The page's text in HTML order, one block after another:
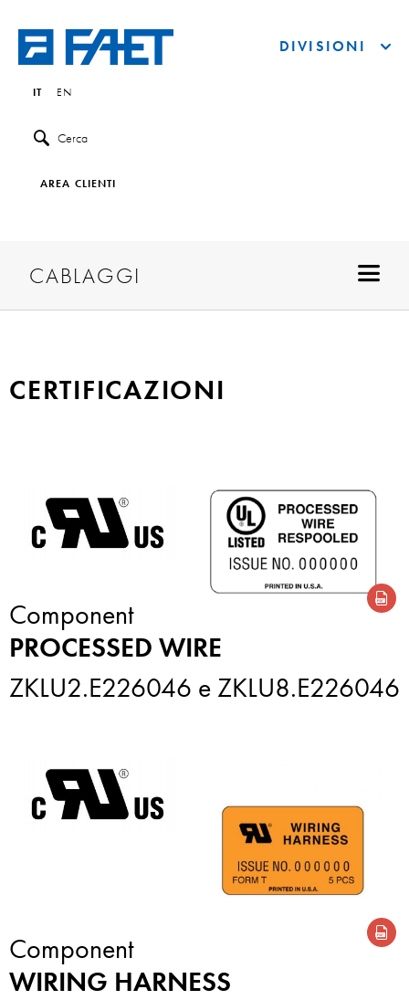
IT EN
Cerca
AREA CLIENTI
DIVISIONI
CABLAGGI
CERTIFICAZIONI
Component
PROCESSED WIRE
ZKLU2.E226046 e ZKLU8.E226046
Component
WIRING HARNESS